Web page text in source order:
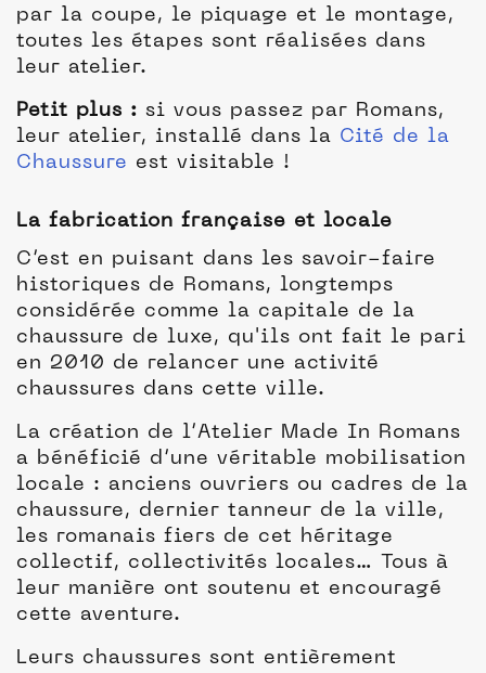
par la coupe, le piquage et le montage,
toutes les étapes sont réalisées dans
leur atelier.
Petit plus : si vous passez par Romans,
leur atelier, installé dans la Cité de la
Chaussure est visitable !
La fabrication française et locale
C’est en puisant dans les savoir-faire
historiques de Romans, longtemps
considérée comme la capitale de la
chaussure de luxe, qu'ils ont fait le pari
en 2010 de relancer une activité
chaussures dans cette ville.
La création de l’Atelier Made In Romans
a bénéficié d’une véritable mobilisation
locale : anciens ouvriers ou cadres de la
chaussure, dernier tanneur de la ville,
les romanais fiers de cet héritage
collectif, collectivités locales… Tous à
leur manière ont soutenu et encouragé
cette aventure.
Leurs chaussures sont entièrement